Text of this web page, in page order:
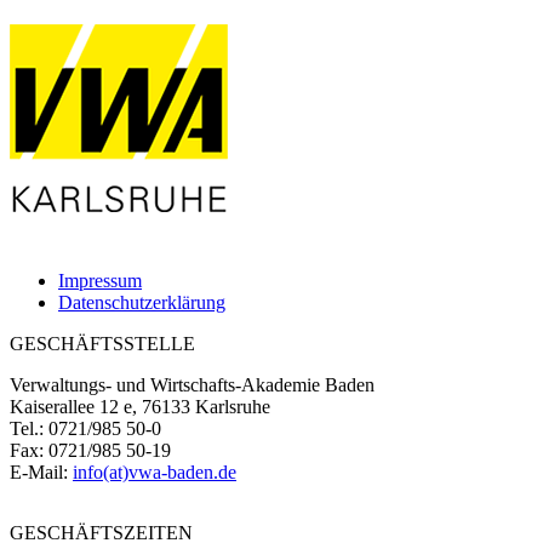
Impressum
Datenschutzerklärung
GESCHÄFTSSTELLE
Verwaltungs- und Wirtschafts-Akademie Baden
Kaiserallee 12 e, 76133 Karlsruhe
Tel.: 0721/985 50-0
Fax: 0721/985 50-19
E-Mail: info(at)vwa-baden.de
GESCHÄFTSZEITEN